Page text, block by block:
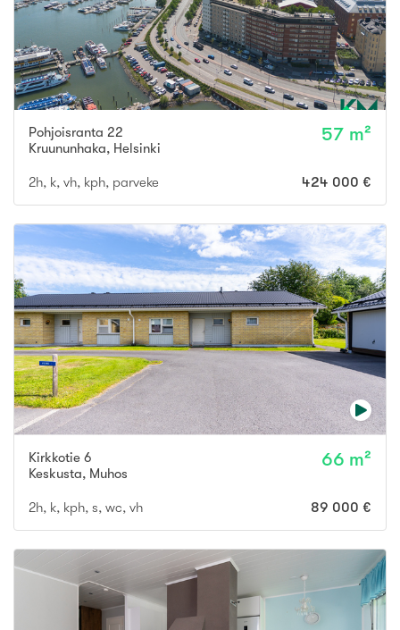
Pohjoisranta 22
Kruununhaka, Helsinki
57 m²
2h, k, vh, kph, parveke 424 000 €
Kirkkotie 6
Keskusta, Muhos
66 m²
2h, k, kph, s, wc, vh 89 000 €